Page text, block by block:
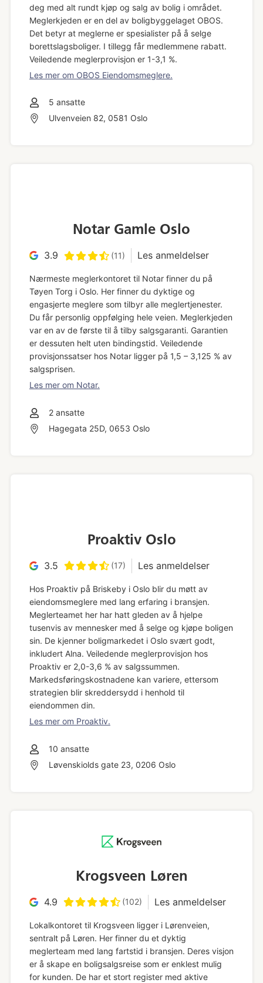
deg med alt rundt kjøp og salg av bolig i området.
Meglerkjeden er en del av boligbyggelaget OBOS.
Det betyr at meglerne er spesialister på å selge
borettslagsboliger. I tillegg får medlemmene rabatt.
Veiledende meglerprovisjon er 1-3,1 %.
Les mer om OBOS Eiendomsmeglere.
5 ansatte
Ulvenveien 82, 0581 Oslo
Notar Gamle Oslo
3.9 (11) Les anmeldelser
Nærmeste meglerkontoret til Notar finner du på
Tøyen Torg i Oslo. Her finner du dyktige og
engasjerte meglere som tilbyr alle meglertjenester.
Du får personlig oppfølging hele veien. Meglerkjeden
var en av de første til å tilby salgsgaranti. Garantien
er dessuten helt uten bindingstid. Veiledende
provisjonssatser hos Notar ligger på 1,5 – 3,125 % av
salgsprisen.
Les mer om Notar.
2ansatte
Hagegata 25D, 0653 Oslo
Proaktiv Oslo
3.5 (17) Les anmeldelser
Hos Proaktiv på Briskeby i Oslo blir du møtt av
eiendomsmeglere med lang erfaring i bransjen.
Meglerteamet her har hatt gleden av å hjelpe
tusenvis av mennesker med å selge og kjøpe boligen
sin. De kjenner boligmarkedet i Oslo svært godt,
inkludert Alna. Veiledende meglerprovisjon hos
Proaktiv er 2,0-3,6 % av salgssummen.
Markedsføringskostnadene kan variere, ettersom
strategien blir skreddersydd i henhold til
eiendommen din.
Les mer om Proaktiv.
10 ansatte
Løvenskiolds gate 23, 0206 Oslo
Krogsveen Løren
4.9 (102) Les anmeldelser
Lokalkontoret til Krogsveen ligger i Lørenveien,
sentralt på Løren. Her finner du et dyktig
meglerteam med lang fartstid i bransjen. Deres visjon
er å skape en boligsalgsreise som er enklest mulig
for kunden. De har et stort register med aktive